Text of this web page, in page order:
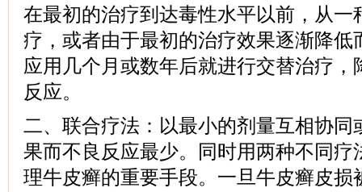
在最初的治疗到达毒性水平以前，从一
疗，或者由于最初的治疗效果逐渐降低
应用几个月或数年后就进行交替治疗，
反应。
二、联合疗法：以最小的剂量互相协同
果而不良反应最少。同时用两种不同疗
理牛皮癣的重要手段。一旦牛皮癣皮损